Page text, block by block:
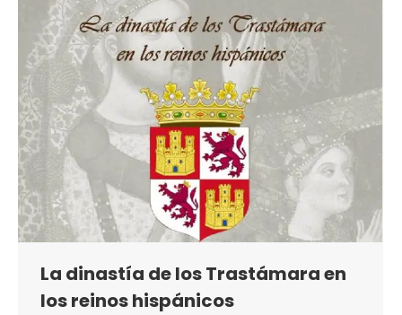
La dinastía de los Trastámara en
los reinos hispánicos